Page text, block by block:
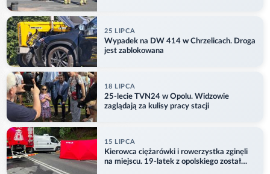
25 LIPCA
Wypadek na DW 414 w Chrzelicach. Droga
jest zablokowana
18 LIPCA
25-lecie TVN24 w Opolu. Widzowie
zaglądają za kulisy pracy stacji
15 LIPCA
Kierowca ciężarówki i rowerzystka zginęli
na miejscu. 19-latek z opolskiego został